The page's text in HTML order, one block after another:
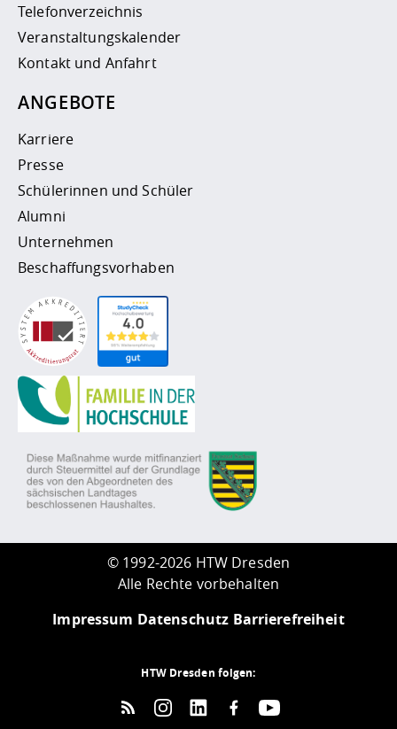
Telefonverzeichnis
Veranstaltungskalender
Kontakt und Anfahrt
ANGEBOTE
Karriere
Presse
Schülerinnen und Schüler
Alumni
Unternehmen
Beschaffungsvorhaben
© 1992-2026 HTW Dresden
Alle Rechte vorbehalten
Impressum Datenschutz Barrierefreiheit
HTW Dresden folgen: